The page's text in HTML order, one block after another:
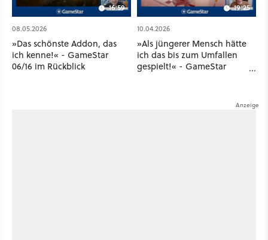
16:59
08.05.2026
»Das schönste Addon, das
ich kenne!« - GameStar
06/16 im Rückblick
19:25
10.04.2026
»Als jüngerer Mensch hätte
ich das bis zum Umfallen
gespielt!« - GameStar